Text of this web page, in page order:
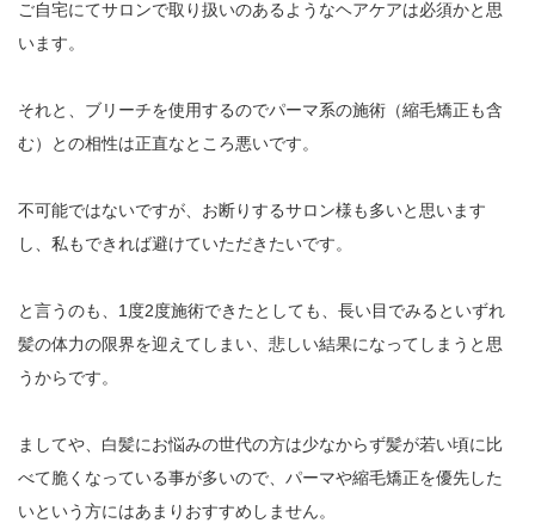
ご自宅にてサロンで取り扱いのあるようなヘアケアは必須かと思
います。
それと、ブリーチを使用するのでパーマ系の施術（縮毛矯正も含
む）との相性は正直なところ悪いです。
不可能ではないですが、お断りするサロン様も多いと思います
し、私もできれば避けていただきたいです。
と言うのも、1度2度施術できたとしても、長い目でみるといずれ
髪の体力の限界を迎えてしまい、悲しい結果になってしまうと思
うからです。
ましてや、白髪にお悩みの世代の方は少なからず髪が若い頃に比
べて脆くなっている事が多いので、パーマや縮毛矯正を優先した
いという方にはあまりおすすめしません。